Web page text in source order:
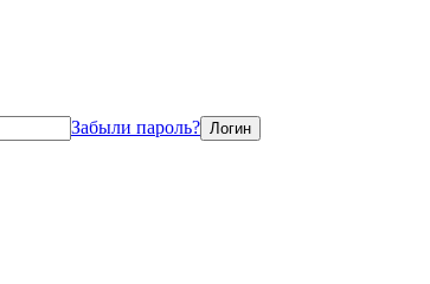
Забыли пароль?